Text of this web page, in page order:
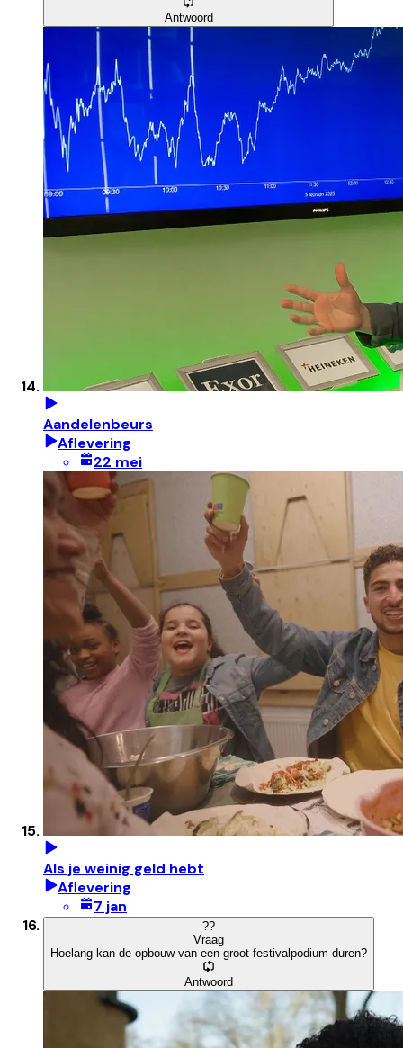
Antwoord
Aandelenbeurs
Aflevering
22 mei
Als je weinig geld hebt
Aflevering
7 jan
??
Vraag
Hoelang kan de opbouw van een groot festivalpodium duren?
Antwoord